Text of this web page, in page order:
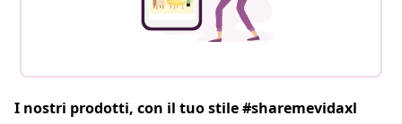
I nostri prodotti, con il tuo stile #sharemevidaxl